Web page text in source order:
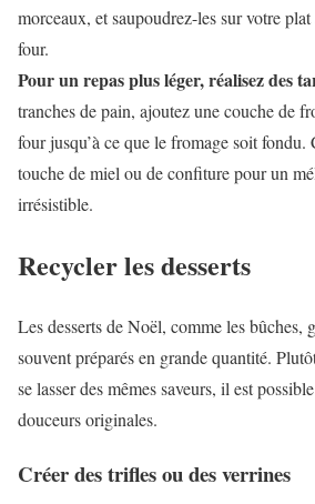
morceaux, et saupoudrez-les sur votre
four.
Pour un repas plus léger, réalisez des
tranches de pain, ajoutez une couche de
four jusqu’à ce que le fromage soit fondu.
touche de miel ou de confiture pour un
irrésistible.
Recycler les desserts
Les desserts de Noël, comme les bûches,
souvent préparés en grande quantité.
se lasser des mêmes saveurs, il est
douceurs originales.
Créer des trifles ou des verrines